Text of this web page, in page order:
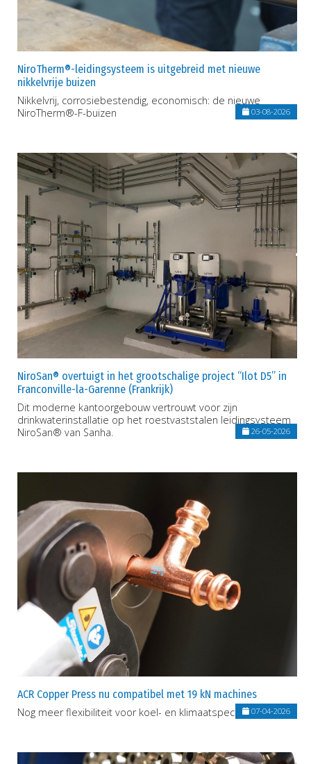
NiroTherm®-leidingsysteem is uitgebreid met nieuwe
nikkelvrije buizen
Nikkelvrij, corrosiebestendig, economisch: de nieuwe
NiroTherm®-F-buizen
03-08-2026
NiroSan® overtuigt in het grootschalige project “Ilot D5” in
Franconville-la-Garenne (Frankrijk)
Dit moderne kantoorgebouw vertrouwt voor zijn
drinkwaterinstallatie op het roestvaststalen leidingsysteem
NiroSan® van Sanha.
26-05-2026
ACR Copper Press nu compatibel met 19 kN machines
Nog meer flexibiliteit voor koel- en klimaatspecialisten07-04-2026